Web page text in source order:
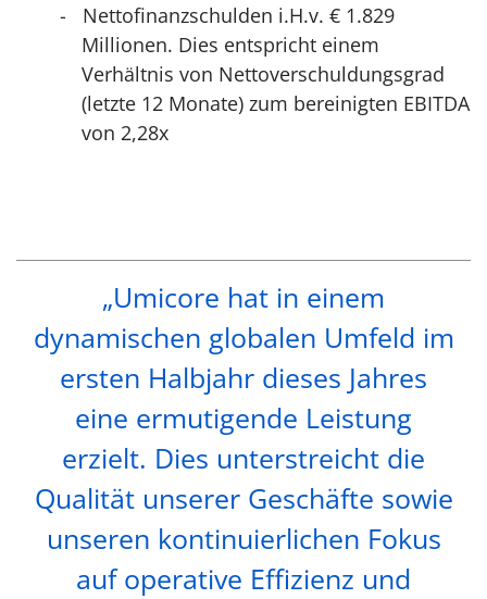
Nettofinanzschulden i.H.v. € 1.829
Millionen. Dies entspricht einem
Verhältnis von Nettoverschuldungsgrad
(letzte 12 Monate) zum bereinigten EBITDA
von 2,28x
„Umicore hat in einem
dynamischen globalen Umfeld im
ersten Halbjahr dieses Jahres
eine ermutigende Leistung
erzielt. Dies unterstreicht die
Qualität unserer Geschäfte sowie
unseren kontinuierlichen Fokus
auf operative Effizienz und